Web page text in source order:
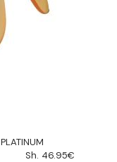
Sh. 46.95€